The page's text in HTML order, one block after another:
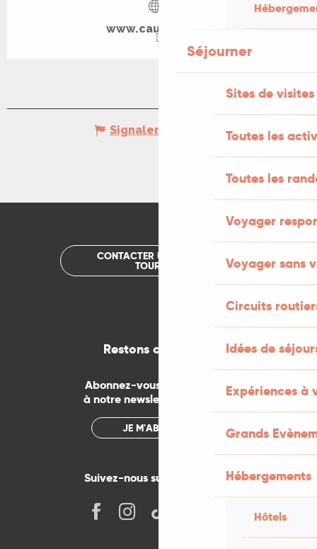
Séjourner
Sites de visites
Toutes les
Toutes les
Voyager
Voyager sans
Circuits
Idées de
Expériences à
Grands
Hébergements
Hôtels
www.cauvaldor.fr
Signaler une erreur
CONTACTER UN OFFICE DE
TOURISME
Restons connectés
Abonnez-vous gratuitement
à notre newsletter mensuelle
JE M'ABONNE
Suivez-nous sur les réseaux !